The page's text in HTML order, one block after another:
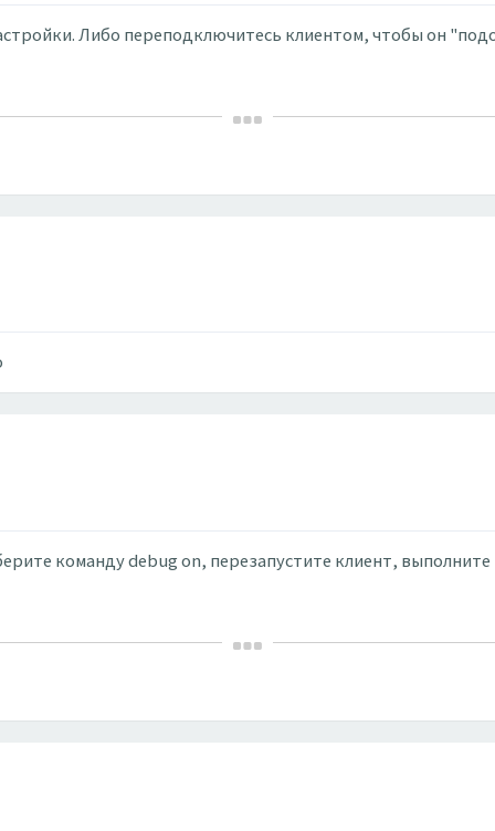
Либо переподключитесь клиентом, чтобы он
команду debug on, перезапустите клиент,